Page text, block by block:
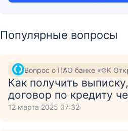
Популярные вопросы
Вопрос о ПАО банке «ФК
Как получить
договор по кредиту
12 марта 2025 07:32